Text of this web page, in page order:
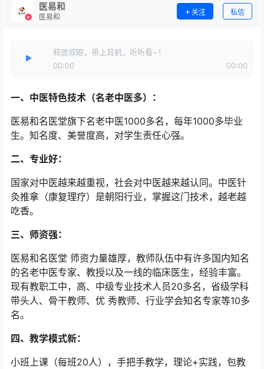
医易和
医易和
关注 私信
释放双眼，带上耳机，听听看~！
00:00
00:00
一、中医特色技术（名老中医多）：
医易和名医堂旗下名老中医1000多名，每年1000多毕业
生。知名度、美誉度高，对学生责任心强。
二、专业好：
国家对中医越来越重视，社会对中医越来越认同。中医针
灸推拿（康复理疗）是朝阳行业，掌握这门技术，越老越
吃香。
三、师资强：
医易和名医堂 师资力量雄厚，教师队伍中有许多国内知名
的名老中医专家、教授以及一线的临床医生，经验丰富。
现有教职工中，高、中级专业技术人员20多名，省级学科
带头人、骨干教师、优 秀教师、行业学会知名专家等10多
名。
四、教学模式新：
小班上课（每班20人），手把手教学，理论+实践，包教